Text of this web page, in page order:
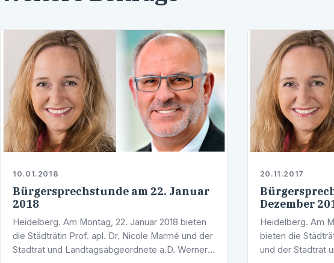
10.01.2018
Bürgersprechstunde am 22. Januar
2018
Heidelberg. Am Montag, 22. Januar 2018 bieten
die Städträtin Prof. apl. Dr. Nicole Marmé und der
Stadtrat und Landtagsabgeordnete a.D. Werner
20.11.2017
Dezember
Heidelberg. Am
bieten die
und der Stadtrat